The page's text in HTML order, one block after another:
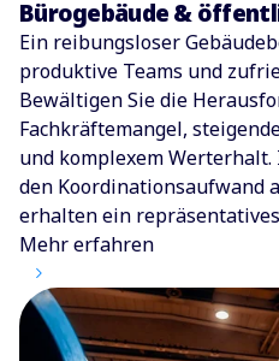
Bürogebäude &
Ein reibungsloser
produktive Teams und
Bewältigen Sie die
Fachkräftemangel,
und komplexem
den Koordinationsaufwand
erhalten ein
Mehr erfahren